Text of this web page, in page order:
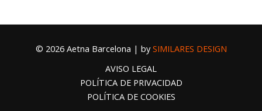
© 2026 Aetna Barcelona | bySIMILARES DESIGN
AVISO LEGAL
POLÍTICA DE PRIVACIDAD
POLÍTICA DE COOKIES